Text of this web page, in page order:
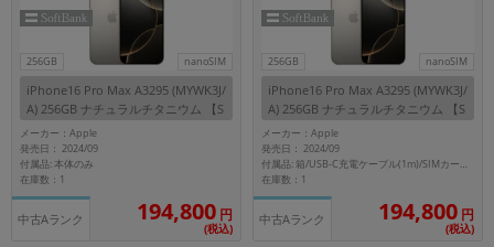
256GB nanoSIM
iPhone16 Pro Max A3295 (MYWK3J/
A) 256GB ナチュラルチタニウム 【S
oftBank版SIMフリー】
メーカー：Apple
発売日： 2024/09
付属品: 本体のみ
在庫数：1
中古Aランク 194,800 円
(税込)
256GB nanoSIM
iPhone16 Pro Max A3295 (MYWK3J/
A) 256GB ナチュラルチタニウム 【S
oftBank版SIMフリー】
メーカー：Apple
発売日： 2024/09
付属品: 箱/USB-C充電ケーブル(1m)/SIMカードツール
在庫数：1
中古Aランク 194,800 円
(税込)
シリーズ
商品シリーズ名・ブランド名の絞り込み。
「iPhone」「Xperia」「Galaxy」など
メーカー
製造、販売メーカーの絞り込み
「Apple」「SONY」「SHARP」など
機能・特徴
商品の搭載機能による絞り込み
「5G対応」「防水」「ワンセグ」など